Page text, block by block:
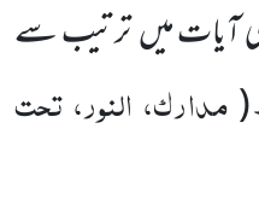
آیات میںترتیب سے
(مدارک، النور، تحت